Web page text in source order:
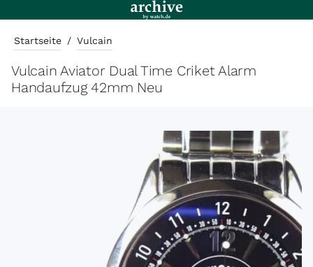
Startseite / Vulcain
Vulcain Aviator Dual Time Criket Alarm
Handaufzug 42mm Neu